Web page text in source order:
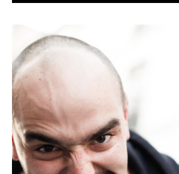
Exclu – Nakk Mendosa : « Je
fais ce que je sais faire, je n’ai
pas envie de tricher »
ARNAUD ·